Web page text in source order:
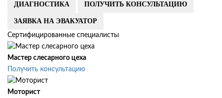
ДИАГНОСТИКА ПОЛУЧИТЬ КОНСУЛЬТАЦИЮ
ЗАЯВКА НА ЭВАКУАТОР
Сертифицированные специалисты
Мастер слесарного цеха
Получить консультацию
Моторист